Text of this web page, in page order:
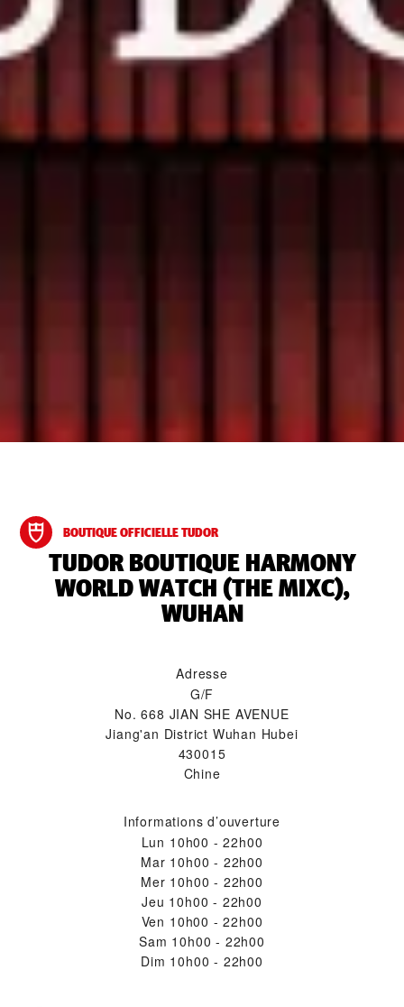
BOUTIQUE OFFICIELLE TUDOR
‭TUDOR BOUTIQUE HARMONY
WORLD WATCH (THE MIXC),
WUHAN‬
Adresse
G/F
No. 668 JIAN SHE AVENUE
Jiang'an District Wuhan Hubei
430015
Chine
Informations d’ouverture
Lun 10h00 - 22h00
Mar 10h00 - 22h00
Mer 10h00 - 22h00
Jeu 10h00 - 22h00
Ven 10h00 - 22h00
Sam 10h00 - 22h00
Dim 10h00 - 22h00